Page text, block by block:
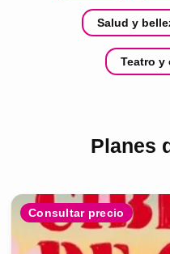
Salud y
Teatro y
Planes
Consultar precio